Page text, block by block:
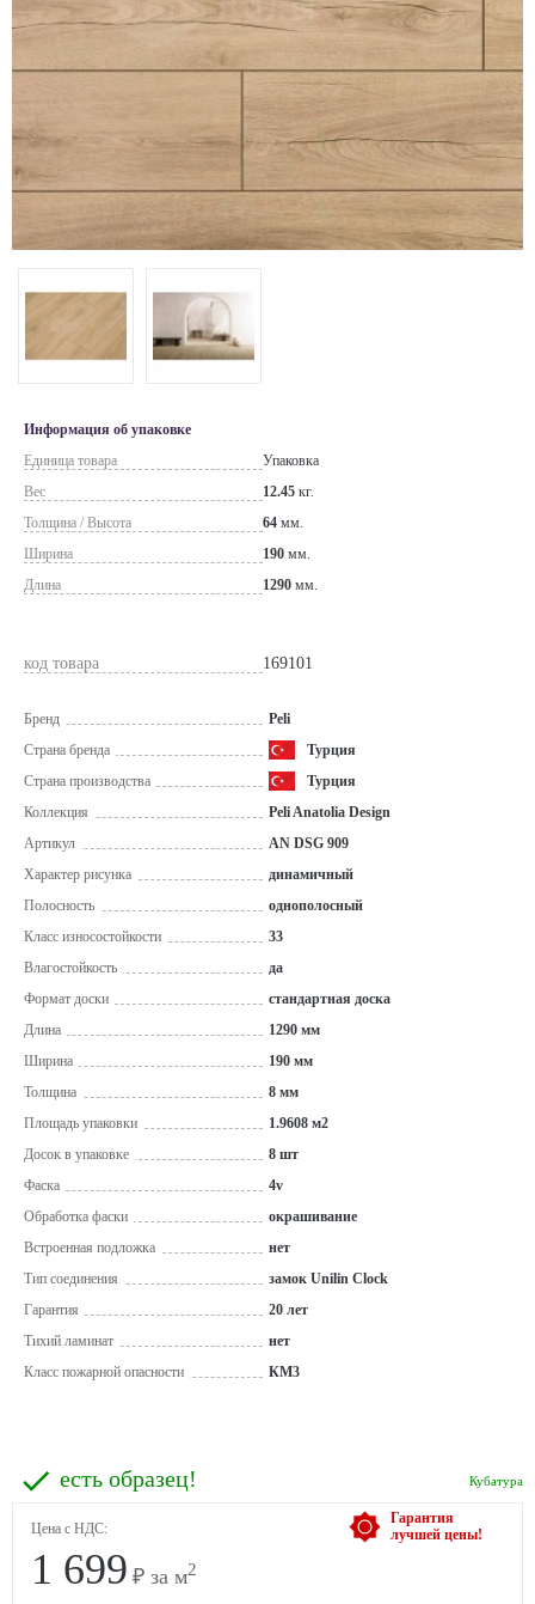
Информация об упаковке
Единица товара
Упаковка
Вес
12.45 кг.
Толщина / Высота
64 мм.
Ширина
190 мм.
Длина
1290 мм.
код товара 169101
Бренд
Peli
Страна бренда
Турция
Страна производства
Турция
Коллекция
Peli Anatolia Design
Артикул
AN DSG 909
Характер рисунка
динамичный
Полосность
однополосный
Класс износостойкости
33
Влагостойкость
да
Формат доски
стандартная доска
Длина
1290 мм
Ширина
190 мм
Толщина
8 мм
Площадь упаковки
1.9608 м2
Досок в упаковке
8 шт
Фаска
4v
Обработка фаски
окрашивание
Встроенная подложка
нет
Тип соединения
замок Unilin Clock
Гарантия
20 лет
Тихий ламинат
нет
Класс пожарной опасности
КМ3
Кубатура
есть образец!
Гарантия
лучшей цены!
Цена с НДС:
1 699 ₽ за м2